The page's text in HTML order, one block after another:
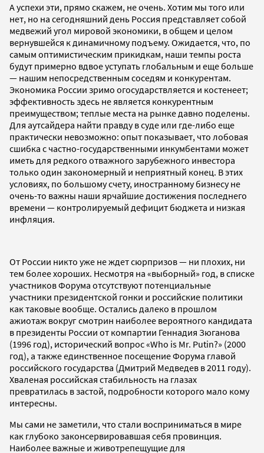
А успехи эти, прямо скажем, не очень. Хотим мы того или
нет, но на сегодняшний день Россия представляет собой
медвежий угол мировой экономики, в общем и целом
вернувшейся к динамичному подъему. Ожидается, что, по
самым оптимистическим прикидкам, наши темпы роста
будут примерно вдвое уступать глобальным и еще больше
— нашим непосредственным соседям и конкурентам.
Экономика России зримо огосударствляется и костенеет;
эффективность здесь не является конкурентным
преимуществом; теплые места на рынке давно поделены.
Для аутсайдера найти правду в суде или где-либо еще
практически невозможно: опыт показывает, что лобовая
сшибка с частно-государственными инкумбентами может
иметь для редкого отважного зарубежного инвестора
только один закономерный и неприятный конец. В этих
условиях, по большому счету, иностранному бизнесу не
очень-то важны наши ярчайшие достижения последнего
времени — контролируемый дефицит бюджета и низкая
инфляция.
От России никто уже не ждет сюрпризов — ни плохих, ни
тем более хороших. Несмотря на «выборный» год, в списке
участников Форума отсутствуют потенциальные
участники президентской гонки и российские политики
как таковые вообще. Остались далеко в прошлом
ажиотаж вокруг смотрин наиболее вероятного кандидата
в президенты России от компартии Геннадия Зюганова
(1996 год), исторический вопрос «Who is Mr. Putin?» (2000
год), а также единственное посещение Форума главой
российского государства (Дмитрий Медведев в 2011 году).
Хваленая российская стабильность на глазах
превратилась в застой, подробности которого мало кому
интересны.
Мы сами не заметили, что стали восприниматься в мире
как глубоко законсервировавшая себя провинция.
Наиболее важные и животрепещущие для